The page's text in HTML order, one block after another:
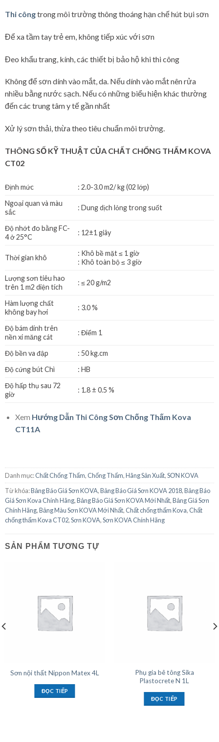
Thi côngtrong môi trường thông thoáng hạn chế hút bụi sơn
Để xa tầm tay trẻ em, không tiếp xúc với sơn
Đeo khẩu trang, kính, các thiết bị bảo hộ khi thi công
Không để sơn dính vào mắt, da. Nếu dính vào mắt nên rửa
nhiều bằng nước sạch. Nếu có những biểu hiện khác thường
đến các trung tâm y tế gần nhất
Xử lý sơn thải, thừa theo tiêu chuẩn môi trường.
THÔNG SỐ KỸ THUẬT CỦA CHẤT CHỐNG THẤM KOVA
CT02
Định mức
: 2.0-3.0 m2/ kg (02 lớp)
Ngoại quan và màu
sắc
: Dung dịch lỏng trong suốt
Độ nhớt đo bằng FC-
4 ở 25°C
: 12±1 giây
Thời gian khô
: Khô bề mặt ≤ 1 giờ
: Khô toàn bộ ≤ 3 giờ
Lượng sơn tiêu hao
trên 1 m2 diện tích
: ≤ 20 g/m2
Hàm lượng chất
không bay hơi
: 3.0 %
Độ bám dính trên
nền xi măng cát
: Điểm 1
Độ bền va đập
: 50 kg.cm
Độ cứng bút Chì
: HB
Độ hấp thụ sau 72
giờ
: 1.8 ± 0.5 %
Xem Hướng Dẫn Thi Công Sơn Chống Thấm Kova
CT11A
Danh mục:Chất Chống Thấm,Chống Thấm,Hãng Sản Xuất,SƠN KOVA
Từ khóa:Bảng Báo Giá Sơn KOVA,Bảng Báo Giá Sơn KOVA 2018,Bảng Báo
Giá Sơn Kova Chính Hãng,Bảng Báo Giá Sơn KOVA Mới Nhất,Bảng Giá Sơn
Chính Hãng,Bảng Màu Sơn KOVA Mới Nhất,Chất chống thấm Kova,Chất
chống thấm Kova CT02,Sơn KOVA,Sơn KOVA Chính Hãng
SẢN PHẨM TƯƠNG TỰ
Sơn nội thất Nippon Matex 4L
ĐỌC TIẾP
Phụ gia bê tông Sika
Plastocrete N 1L
ĐỌC TIẾP